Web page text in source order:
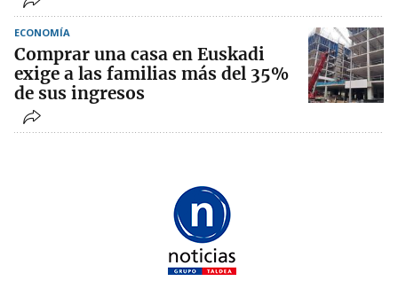
ECONOMÍA
Comprar una casa en Euskadi
exige a las familias más del 35%
de sus ingresos